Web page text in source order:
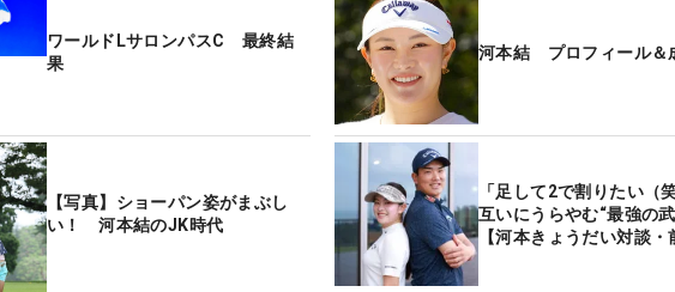
ワールドLサロンパスC 最終結
果
河本結 プロフィール＆
【写真】ショーパン姿がまぶし
い！ 河本結のJK時代
「足して2で割りたい（
互いにうらやむ“最強の
【河本きょうだい対談・